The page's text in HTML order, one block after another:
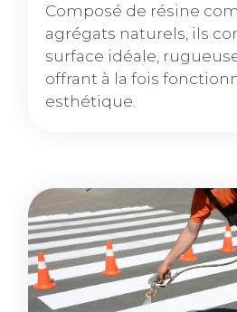
Composé de résine
agrégats naturels, ils
surface idéale,
offrant à la fois
esthétique.